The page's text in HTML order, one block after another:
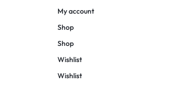
My account
Shop
Shop
Wishlist
Wishlist